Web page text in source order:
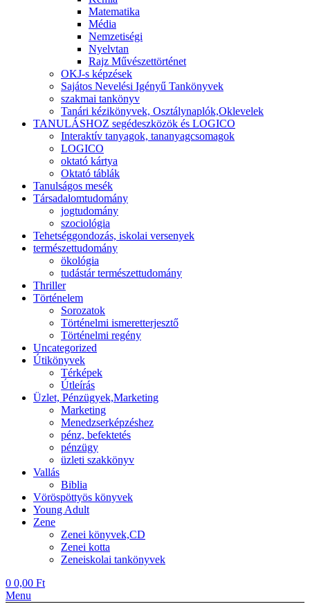
Matematika
Média
Nemzetiségi
Nyelvtan
Rajz Művészettörténet
OKJ-s képzések
Sajátos Nevelési Igényű Tankönyvek
szakmai tankönyv
Tanári kézikönyvek, Osztálynaplók,Oklevelek
TANULÁSHOZ segédeszközök és LOGICO
Interaktív tanyagok, tananyagcsomagok
LOGICO
oktató kártya
Oktató táblák
Tanulságos mesék
Társadalomtudomány
jogtudomány
szociológia
Tehetséggondozás, iskolai versenyek
természettudomány
ökológia
tudástár természettudomány
Thriller
Történelem
Sorozatok
Történelmi ismeretterjesztő
Történelmi regény
Uncategorized
Útikönyvek
Térképek
Útleírás
Üzlet, Pénzügyek,Marketing
Marketing
Menedzserképzéshez
pénz, befektetés
pénzügy
üzleti szakkönyv
Vallás
Biblia
Vöröspöttyös könyvek
Young Adult
Zene
Zenei könyvek,CD
Zenei kotta
Zeneiskolai tankönyvek
0 0,00 Ft
Menu